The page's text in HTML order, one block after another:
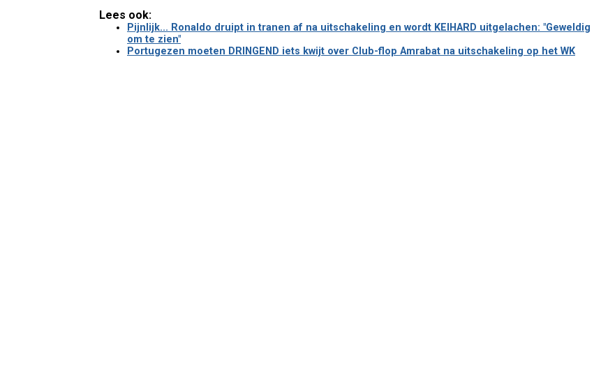
Lees ook:
Pijnlijk... Ronaldo druipt in tranen af na uitschakeling en wordt KEIHARD uitgelachen: "Geweldig
om te zien"
Portugezen moeten DRINGEND iets kwijt over Club-flop Amrabat na uitschakeling op het WK